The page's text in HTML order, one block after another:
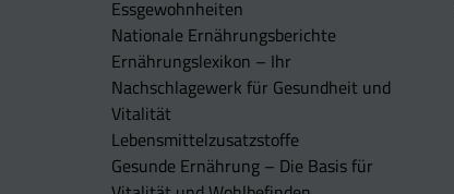
Essgewohnheiten
Nationale Ernährungsberichte
Ernährungslexikon – Ihr
Nachschlagewerk für Gesundheit und
Vitalität
Lebensmittelzusatzstoffe
Gesunde Ernährung – Die Basis für